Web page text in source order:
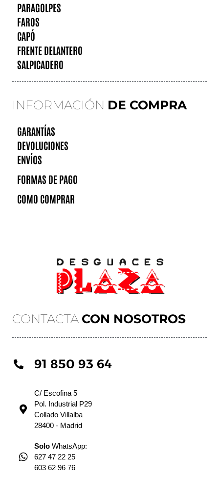
CONTACTA CON NOSOTROS
91 850 93 64
C/ Escofina 5
Pol. Industrial P29
Collado Villalba
28400 - Madrid
Solo WhatsApp:
627 47 22 25
603 62 96 76
PARAGOLPES
FAROS
CAPÓ
FRENTE DELANTERO
SALPICADERO
INFORMACIÓN DE COMPRA
GARANTÍAS
DEVOLUCIONES
ENVÍOS
FORMAS DE PAGO
COMO COMPRAR